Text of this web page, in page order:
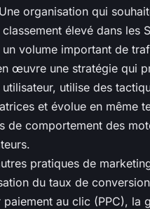
organisation qui
élevé dans les
volume important de
œuvre une stratégie qui
utilise des
et évolue en même
de comportement des
pratiques de
du taux de
au clic (PPC), la